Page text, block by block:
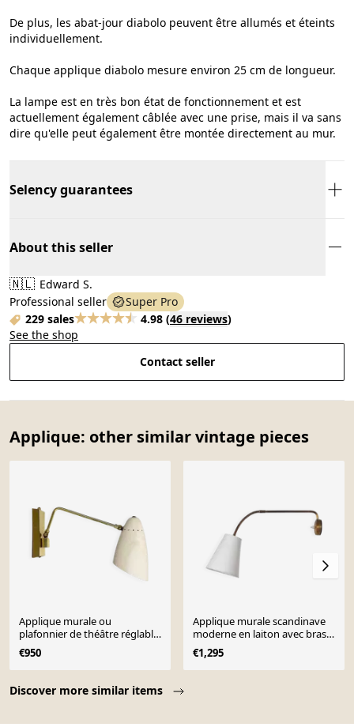
De plus, les abat-jour diabolo peuvent être allumés et éteints
individuellement.
Chaque applique diabolo mesure environ 25 cm de longueur.
La lampe est en très bon état de fonctionnement et est
actuellement également câblée avec une prise, mais il va sans
dire qu'elle peut également être montée directement au mur.
Selency guarantees
About this seller
🇳🇱 Edward S.
Professional seller
Super Pro
229 sales
4.98 (46 reviews)
See the shop
Contact seller
Applique: other similar vintage pieces
Discover more similar items
Applique murale ou
plafonnier de théâtre réglable
en laiton, Italie, années 1950
€950
Applique murale scandinave
moderne en laiton avec bras
réglable
€1,295